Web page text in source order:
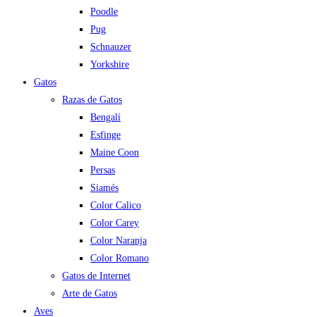
Poodle
Pug
Schnauzer
Yorkshire
Gatos
Razas de Gatos
Bengalí
Esfinge
Maine Coon
Persas
Siamés
Color Calico
Color Carey
Color Naranja
Color Romano
Gatos de Internet
Arte de Gatos
Aves